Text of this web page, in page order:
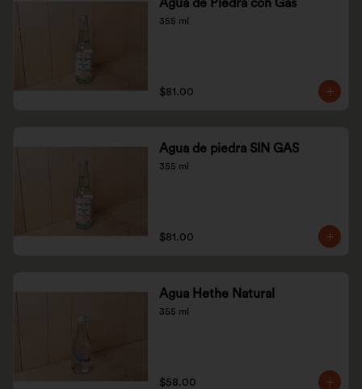
Agua de Piedra con Gas
355 ml
$81.00
Agua de piedra SIN GAS
355 ml
$81.00
Agua Hethe Natural
355 ml
$58.00